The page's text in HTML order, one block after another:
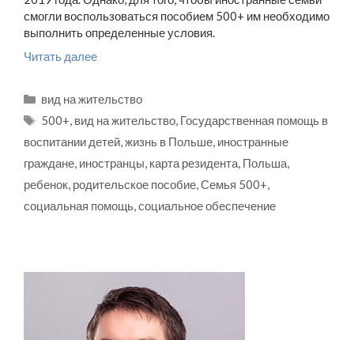
смогли воспользоваться пособием 500+ им необходимо
выполнить определенные условия.
Читать далее
Рубрики
вид на жительство
Метки
500+, вид на жительство, Государственная помощь в
воспитании детей,жизнь в Польше, иностранные
граждане, иностранцы, карта резидента, Польша,
ребенок, родительское пособие,Семья 500+,
социальная помощь,социальное обеспечение